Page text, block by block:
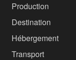
Production
Destination
Hébergement
Transport